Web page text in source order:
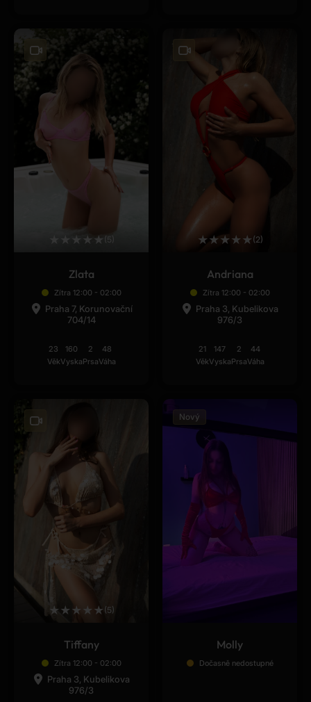
★ ★ ★ ★ (5)
Zlata
Zítra 12:00 - 02:00
Praha 7, Korunovační
704/14
23
Věk
160
Vyska
2
Prsa
48
Váha
★ ★★★ ★ (2)
Andriana
Zítra 12:00 - 02:00
Praha 3, Kubelikova
976/3
21
Věk
147
Vyska
2
Prsa
44
Váha
★ ★ ★ ★ ★(5)
Tiffany
Zítra 12:00 - 02:00
Praha 3, Kubelikova
976/3
Nový
Molly
Dočasně nedostupné